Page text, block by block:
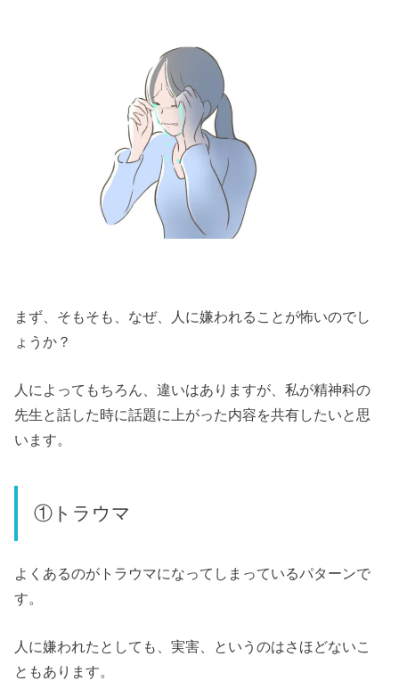
まず、そもそも、なぜ、人に嫌われることが怖いのでし
ょうか？
人によってもちろん、違いはありますが、私が精神科の
先生と話した時に話題に上がった内容を共有したいと思
います。
①トラウマ
よくあるのがトラウマになってしまっているパターンで
す。
人に嫌われたとしても、実害、というのはさほどないこ
ともあります。